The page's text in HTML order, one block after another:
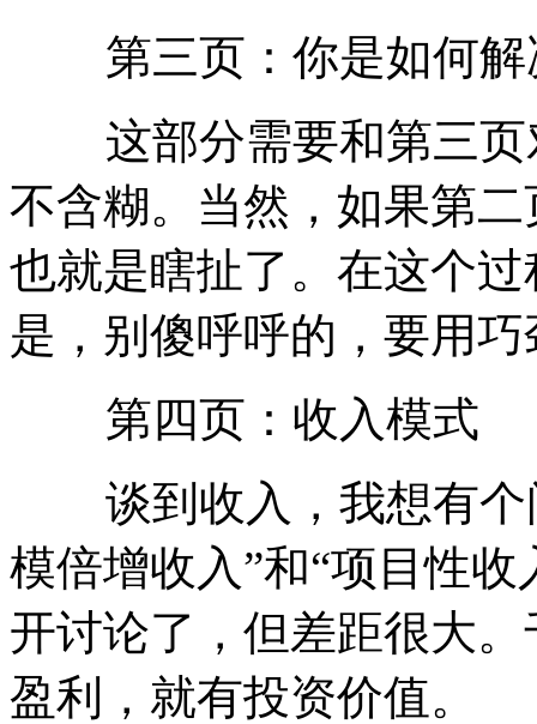
第三页：你是如何解
这部分需要和第三页
不含糊。当然，如果第
也就是瞎扯了。在这个
是，别傻呼呼的，要用
第四页：收入模式
谈到收入，我想有个
模倍增收入”和“项目性
开讨论了，但差距很大
盈利，就有投资价值。